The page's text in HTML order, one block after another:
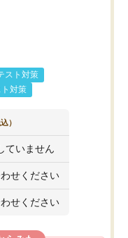
スト対策
対策
）
ていません
せください
せください